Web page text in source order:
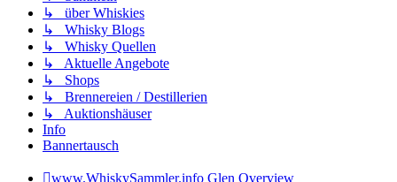
↳ über Whiskies
↳ Whisky Blogs
↳ Whisky Quellen
↳ Aktuelle Angebote
↳ Shops
↳ Brennereien / Destillerien
↳ Auktionshäuser
Info
Bannertausch
www.WhiskySammler.info Glen Overview